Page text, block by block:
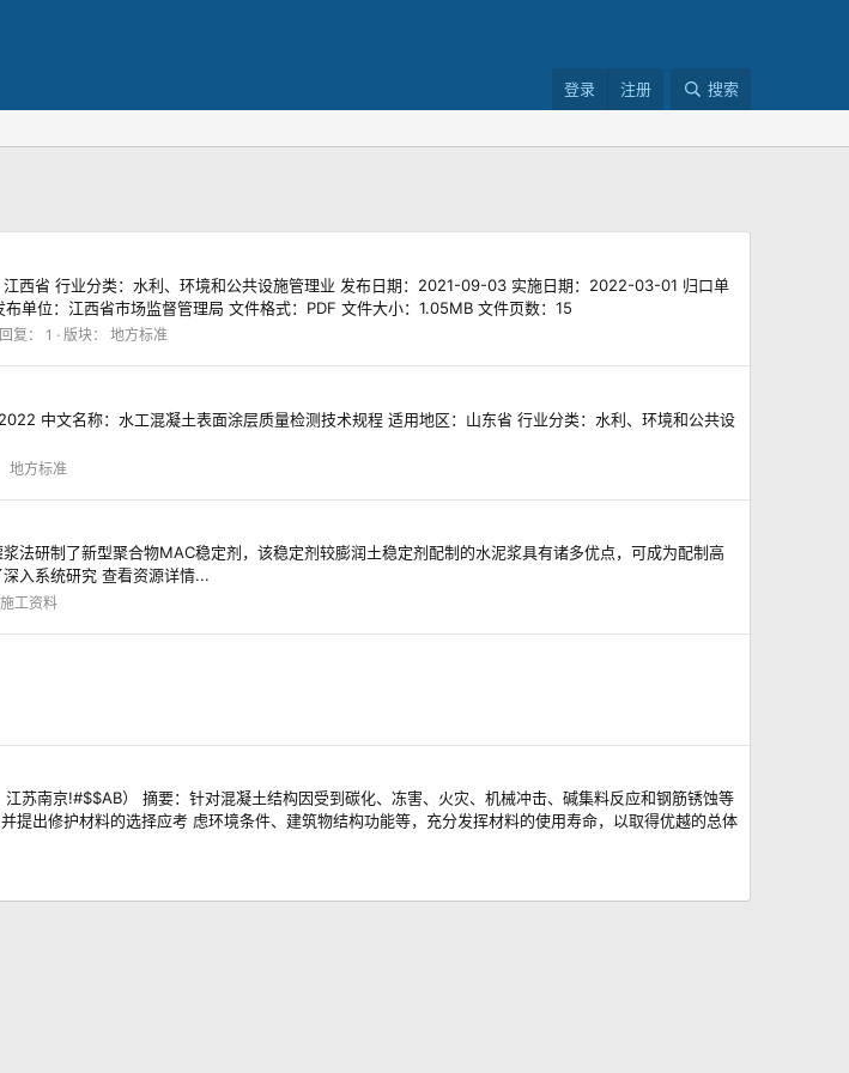
登录 注册 搜索
西省 行业分类：水利、环境和公共设施管理业 发布日期：2021-09-03 实施日期：2022-03-01 归口单
单位：江西省市场监督管理局 文件格式：PDF 文件大小：1.05MB 文件页数：15
回复： 1 版块： 地方标准
中文名称：水工混凝土表面涂层质量检测技术规程 适用地区：山东省 行业分类：水利、环境和公共设
地方标准
法研制了新型聚合物MAC稳定剂，该稳定剂较膨润土稳定剂配制的水泥浆具有诸多优点，可成为配制高
入系统研究 查看资源详情...
工资料
苏南京!#$$AB） 摘要：针对混凝土结构因受到碳化、冻害、火灾、机械冲击、碱集料反应和钢筋锈蚀等
出修护材料的选择应考 虑环境条件、建筑物结构功能等，充分发挥材料的使用寿命，以取得优越的总体